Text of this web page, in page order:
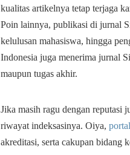
kualitas artikelnya tetap terjaga
Poin lainnya, publikasi di jurnal
kelulusan mahasiswa, hingga
Indonesia juga menerima jurnal
maupun tugas akhir.
Jika masih ragu dengan reputasi
riwayat indeksasinya. Oiya,
akreditasi, serta cakupan bidang